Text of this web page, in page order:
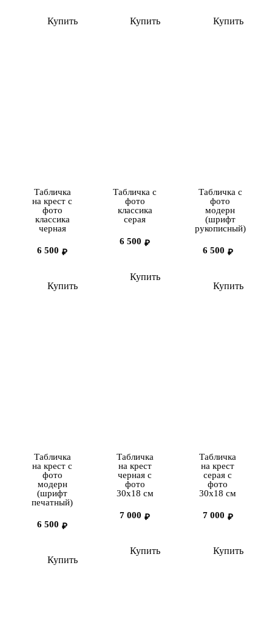
Купить Купить Купить
Табличка
на крест с
фото
классика
черная
₽
6 500
Купить
Табличка с
фото
классика
серая
₽
6 500
Купить
Табличка с
фото
модерн
(шрифт
рукописный)
₽
6 500
Купить
Табличка
на крест с
фото
модерн
(шрифт
печатный)
₽
6 500
Купить
Табличка
на крест
черная с
фото
30х18 см
₽
7 000
Купить
Табличка
на крест
серая с
фото
30х18 см
₽
7 000
Купить